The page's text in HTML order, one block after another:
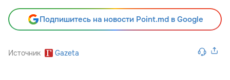
Подпишитесь на новости Point.md в Google
Источник Gazeta